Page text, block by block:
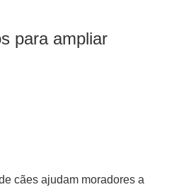
para ampliar
cães ajudam moradores a